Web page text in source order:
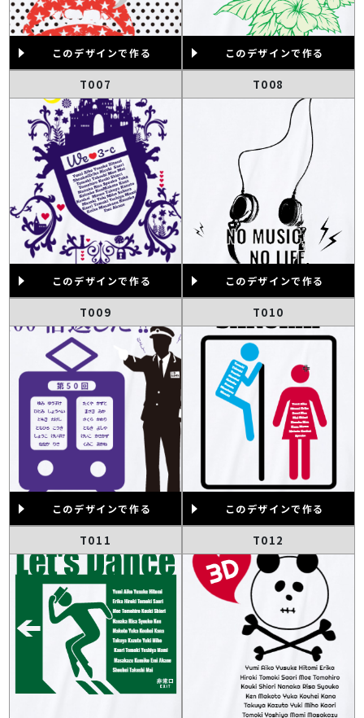
このデザインで作る このデザインで作る
T007
このデザインで作る
T008
このデザインで作る
T009
このデザインで作る
T010
このデザインで作る
T011 T012